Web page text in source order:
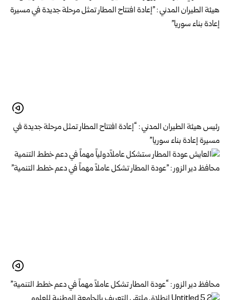
رئيس هيئة الطيران المدني : “إعادة افتتاح المطار تمثل مرحلة جديدة في
مسيرة إعادة بناء سوريا”
محافظ دير الزور : “عودة المطار تشكل عاملاً مهماً في دعم خطط التنمية”